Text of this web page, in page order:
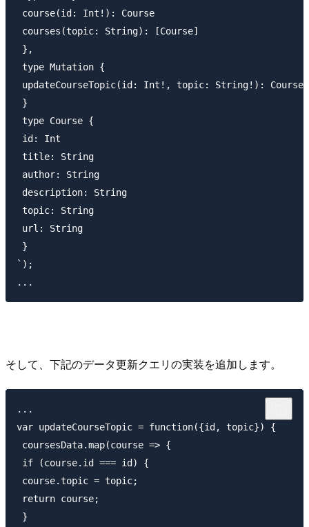
course(id: Int!): Course
courses(topic: String): [Course]
},
type Mutation {
updateCourseTopic(id: Int!, topic: String!): Course
}
type Course {
id: Int
title: String
author: String
description: String
topic: String
url: String
}
`);
そして、下記のデータ更新クエリの実装を追加します。
...
var updateCourseTopic = function({id, topic}) {
coursesData.map(course => {
if (course.id === id) {
course.topic = topic;
return course;
}